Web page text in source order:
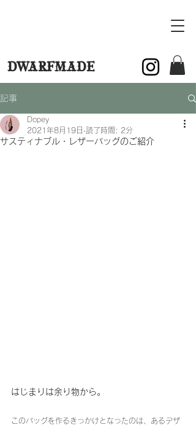
DWARFMADE
記事
サスティナブル・レザーバッグのご紹介
Dopey
2021年8月19日 読了時間: 2分
はじまりは余り物から。
このバッグを作るきっかけとなったのは、あるデザ